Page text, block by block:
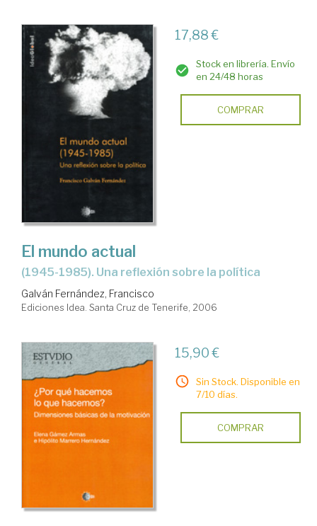
17,88 €
Stock en librería. Envío
en 24/48 horas
COMPRAR
El mundo actual
(1945-1985). Una reflexión sobre la política
Galván Fernández, Francisco
Ediciones Idea. Santa Cruz de Tenerife, 2006
15,90 €
Sin Stock. Disponible en
7/10 días.
COMPRAR